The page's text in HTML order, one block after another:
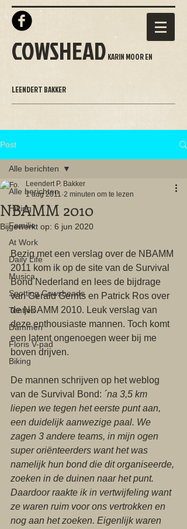
COWSHEAD KARIN MOOR EN
LEENDERT BAKKER
Post
Alle berichten
Hiking
Familie
At Work
Daily Life
Musica
Spotting Cowsheads
Tentjes
Dammen
Floris V-pad
Biking
Alle berichten
NBAMM 2010
Leendert P. Bakker
1 aug 2011 2 minuten om te lezen
Bijgewerkt op: 6 jun 2020
Bezig met een verslag over de NBAMM
2011 kom ik op de site van de Survival
Bond Nederland en lees de bijdrage
van Gerald Gerrits en Patrick Ros over
de NBAMM 2010. Leuk verslag van
deze enthousiaste mannen. Toch komt
een latent ongenoegen weer bij me
boven drijven.
De mannen schrijven op het weblog
van de Survival Bond: ´na 3,5 km
liepen we tegen het eerste punt aan,
een duidelijk aanwezige paal. We
zagen 3 andere teams, in mijn ogen
super oriënteerders want het was
namelijk hun bond die dit organiseerde,
zoeken in de duinen naar het punt.
Daardoor raakte ik in vertwijfeling want
ze waren ruim voor ons vertrokken en
nog aan het zoeken. Eigenlijk waren